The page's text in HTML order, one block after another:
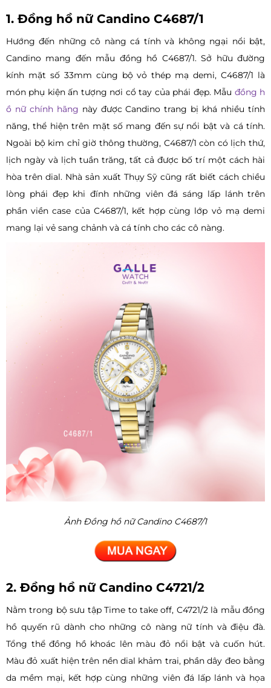
1. Đồng hồ nữ Candino C4687/1
Hướng đến những cô nàng cá tính và không ngại nổi bật,
Candino mang đến mẫu đồng hồ C4687/1. Sở hữu đường
kính mặt số 33mm cùng bộ vỏ thép mạ demi, C4687/1 là
món phụ kiện ấn tượng nơi cổ tay của phái đẹp. Mẫu đồng h
ồ nữ chính hãng này được Candino trang bị khá nhiều tính
năng, thể hiện trên mặt số mang đến sự nổi bật và cá tính.
Ngoài bộ kim chỉ giờ thông thường, C4687/1 còn có lịch thứ,
lịch ngày và lịch tuần trăng, tất cả được bố trí một cách hài
hòa trên dial. Nhà sản xuất Thụy Sỹ cũng rất biết cách chiều
lòng phái đẹp khi đính những viên đá sáng lấp lánh trên
phần viền case của C4687/1, kết hợp cùng lớp vỏ mạ demi
mang lại vẻ sang chảnh và cá tính cho các cô nàng.
Ảnh Đồng hồ nữ Candino C4687/1
2. Đồng hồ nữ Candino C4721/2
Nằm trong bộ sưu tập Time to take off, C4721/2 là mẫu đồng
hồ quyến rũ dành cho những cô nàng nữ tính và điệu đà.
Tổng thể đồng hồ khoác lên màu đỏ nổi bật và cuốn hút.
Màu đỏ xuất hiện trên nền dial khảm trai, phần dây đeo bằng
da mềm mại, kết hợp cùng những viên đá lấp lánh và họa